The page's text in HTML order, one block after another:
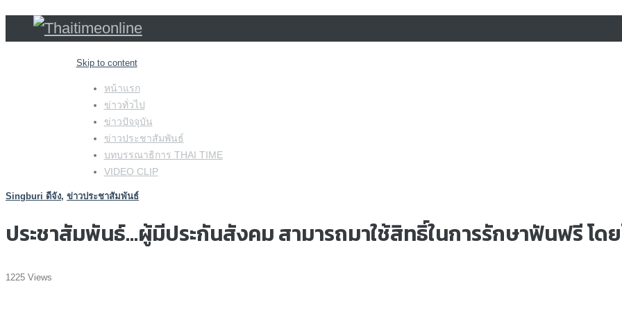
Skip to content
หน้าแรก
ข่าวทั่วไป
ข่าวปัจจุบัน
ข่าวประชาสัมพันธ์
บทบรรณาธิการ THAI TIME
VIDEO CLIP
Singburi ดีจัง, ข่าวประชาสัมพันธ์
ประชาสัมพันธ์…ผู้มีประกันสังคม สามารถมาใช้สิทธิ์ในการรักษาฟันฟรี โด
1225 Views